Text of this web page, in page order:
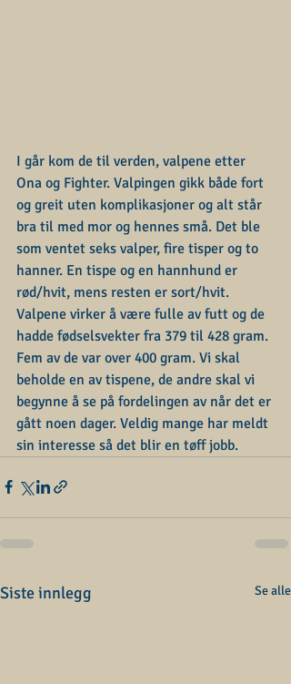
I går kom de til verden, valpene etter
Ona og Fighter. Valpingen gikk både fort
og greit uten komplikasjoner og alt står
bra til med mor og hennes små. Det ble
som ventet seks valper, fire tisper og to
hanner. En tispe og en hannhund er
rød/hvit, mens resten er sort/hvit.
Valpene virker å være fulle av futt og de
hadde fødselsvekter fra 379 til 428 gram.
Fem av de var over 400 gram. Vi skal
beholde en av tispene, de andre skal vi
begynne å se på fordelingen av når det er
gått noen dager. Veldig mange har meldt
sin interesse så det blir en tøff jobb.
Siste innlegg Se alle